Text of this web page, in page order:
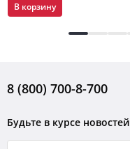
В корзину
8 (800) 700-8-700
Будьте в курсе новостей